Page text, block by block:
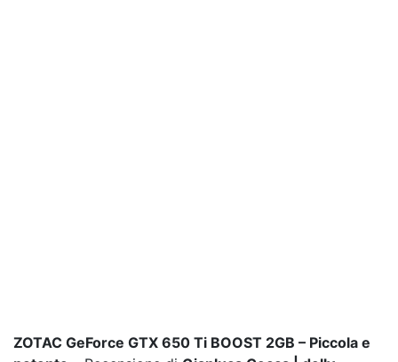
ZOTAC GeForce GTX 650 Ti BOOST 2GB – Piccola e